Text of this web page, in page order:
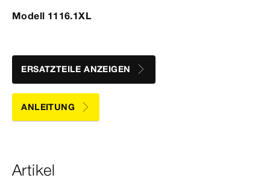
Modell 1116.1XL
ERSATZTEILE ANZEIGEN
ANLEITUNG
Artikel